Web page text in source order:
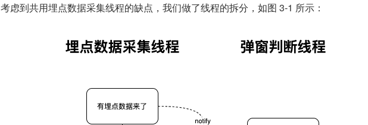
考虑到共用埋点数据采集线程的缺点，我们做了线程的拆分，如图 3-1 所示：